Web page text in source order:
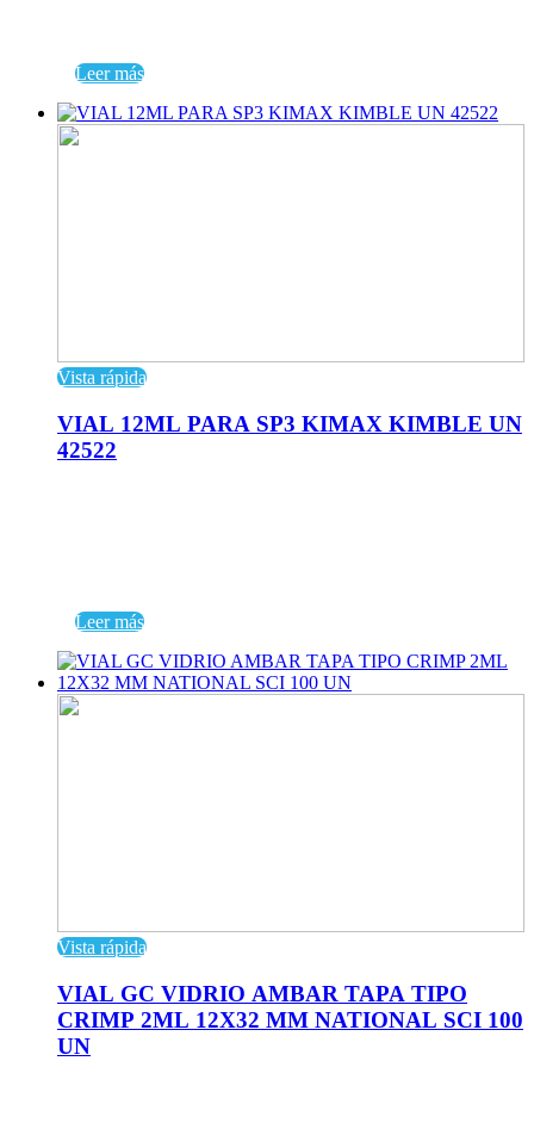
Leer más
Vista rápida
VIAL 12ML PARA SP3 KIMAX KIMBLE UN
42522
Leer más
Vista rápida
VIAL GC VIDRIO AMBAR TAPA TIPO
CRIMP 2ML 12X32 MM NATIONAL SCI 100
UN